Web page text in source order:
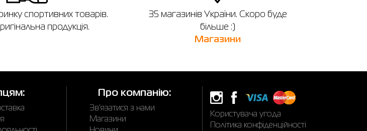
спортивних товарів.
продукція.
35 магазинів України. Скоро буде
більше :)
Магазини
Про компанію:
Зв'язатися з нами
Магазини
Користувача угода
Політика конфіденційності